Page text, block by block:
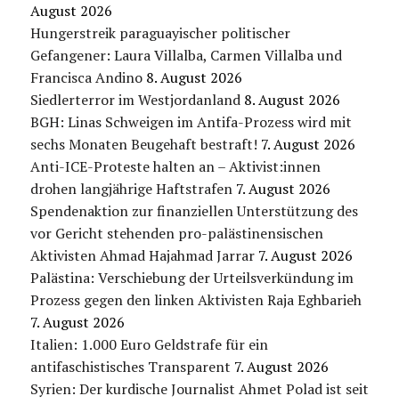
August 2026
Hungerstreik paraguayischer politischer
Gefangener: Laura Villalba, Carmen Villalba und
Francisca Andino 8. August 2026
Siedlerterror im Westjordanland 8. August 2026
BGH: Linas Schweigen im Antifa-Prozess wird mit
sechs Monaten Beugehaft bestraft! 7. August 2026
Anti-ICE-Proteste halten an – Aktivist:innen
drohen langjährige Haftstrafen 7. August 2026
Spendenaktion zur finanziellen Unterstützung des
vor Gericht stehenden pro-palästinensischen
Aktivisten Ahmad Hajahmad Jarrar 7. August 2026
Palästina: Verschiebung der Urteilsverkündung im
Prozess gegen den linken Aktivisten Raja Eghbarieh
7. August 2026
Italien: 1.000 Euro Geldstrafe für ein
antifaschistisches Transparent 7. August 2026
Syrien: Der kurdische Journalist Ahmet Polad ist seit